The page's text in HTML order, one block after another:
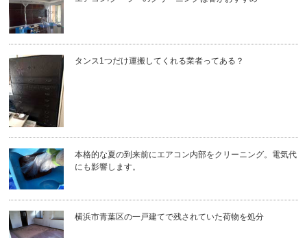
タンス1つだけ運搬してくれる業者ってある？
本格的な夏の到来前にエアコン内部をクリーニング。電気代
にも影響します。
横浜市青葉区の一戸建てで残されていた荷物を処分